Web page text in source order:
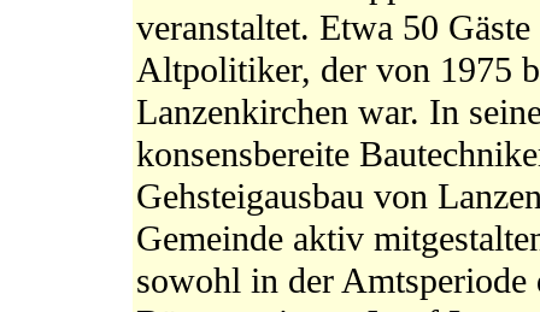
veranstaltet. Etwa 50
Altpolitiker, der von 1975
Lanzenkirchen war. In
konsensbereite
Gehsteigausbau von
Gemeinde aktiv
sowohl in der